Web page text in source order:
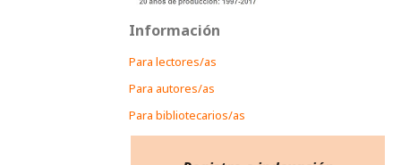
Información
Para lectores/as
Para autores/as
Para bibliotecarios/as